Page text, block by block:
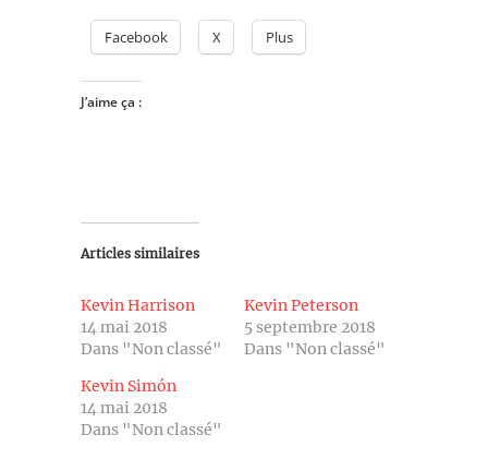
Facebook X Plus
J’aime ça :
Articles similaires
Kevin Harrison
14 mai 2018
Dans "Non classé"
Kevin Peterson
5 septembre 2018
Dans "Non classé"
Kevin Simón
14 mai 2018
Dans "Non classé"